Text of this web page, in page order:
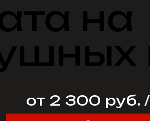
на
от 2 300 руб.